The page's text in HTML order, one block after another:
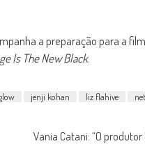
a preparação para a
Is The New Black.
jenji kohan liz flahive
Vania Catani: “O